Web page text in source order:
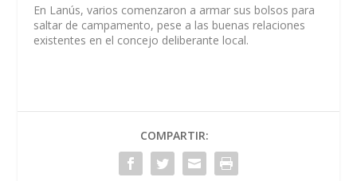
En Lanús, varios comenzaron a armar sus bolsos para
saltar de campamento, pese a las buenas relaciones
existentes en el concejo deliberante local.
COMPARTIR: